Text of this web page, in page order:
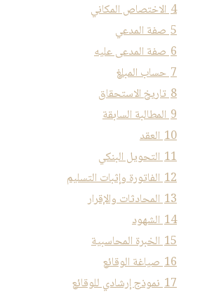
4 الاختصاص المكاني
5 صفة المدعي
6 صفة المدعى عليه
7 حساب المبلغ
8 تاريخ الاستحقاق
9 المطالبة السابقة
10 العقد
11 التحويل البنكي
12 الفاتورة وإثبات التسليم
13 المحادثات والإقرار
14 الشهود
15 الخبرة المحاسبية
16 صياغة الوقائع
17 نموذج إرشادي للوقائع